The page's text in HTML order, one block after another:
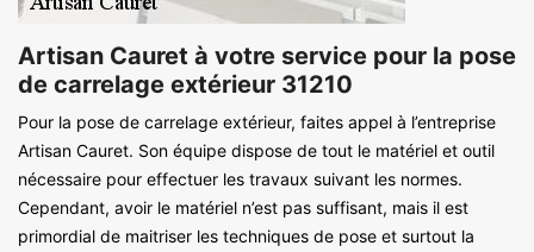
Artisan Cauret à votre service pour la pose
de carrelage extérieur 31210
Pour la pose de carrelage extérieur, faites appel à l’entreprise
Artisan Cauret. Son équipe dispose de tout le matériel et outil
nécessaire pour effectuer les travaux suivant les normes.
Cependant, avoir le matériel n’est pas suffisant, mais il est
primordial de maitriser les techniques de pose et surtout la